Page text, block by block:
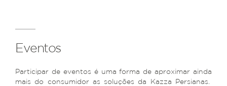
Eventos
Participar de eventos é uma forma de aproximar ainda
mais do consumidor as soluções da Kazza Persianas.